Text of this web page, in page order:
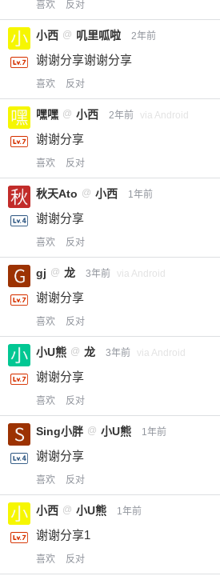
喜欢 反对
小西 @ 叽里呱啦 2年前
谢谢分享谢谢分享
喜欢 反对
嘿嘿 @ 小西 2年前 via Android
谢谢分享
喜欢 反对
秋天Ato @ 小西 1年前
谢谢分享
喜欢 反对
gj @ 龙 3年前 via Android
谢谢分享
喜欢 反对
小U熊 @ 龙 3年前 via Android
谢谢分享
喜欢 反对
Sing小胖 @ 小U熊 1年前
谢谢分享
喜欢 反对
小西 @ 小U熊 1年前
谢谢分享1
喜欢 反对